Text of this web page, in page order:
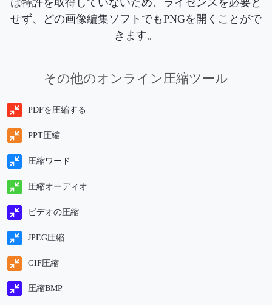
は特許を取得していないため、ライセンスを必要と
せず、どの画像編集ソフトでもPNGを開くことがで
きます。
その他のオンライン圧縮ツール
PDFを圧縮する
PPT圧縮
圧縮ワード
圧縮オーディオ
ビデオの圧縮
JPEG圧縮
GIF圧縮
圧縮BMP